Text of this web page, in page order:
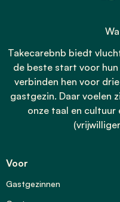
Takecarebnb biedt
de beste start voor hun
verbinden hen voor
gastgezin. Daar voelen
onze taal en cultuur
Voor
Gastgezinnen